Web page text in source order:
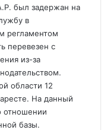
был задержан на
в
регламентом
перевезен с
из-за
области 12
На данный
отношении
базы.